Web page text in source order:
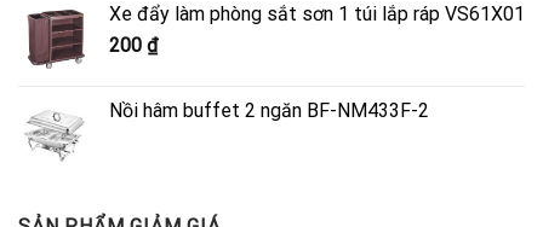
4.500.000 ₫.là:
Xe đẩy làm phòng sắt sơn 1 túi lắp ráp VS61X01
200 ₫
Nồi hâm buffet 2 ngăn BF-NM433F-2